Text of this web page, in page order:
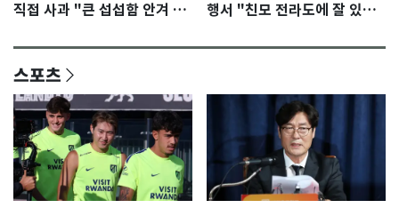
직접 사과 "큰 섭섭함 안겨 미
행서 "친모 전라도에 잘 있
스포츠